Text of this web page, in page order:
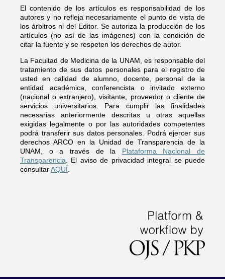
El contenido de los artículos es responsabilidad de los
autores y no refleja necesariamente el punto de vista de
los árbitros ni del Editor. Se autoriza la producción de los
artículos (no así de las imágenes) con la condición de
citar la fuente y se respeten los derechos de autor.
La Facultad de Medicina de la UNAM, es responsable del
tratamiento de sus datos personales para el registro de
usted en calidad de alumno, docente, personal de la
entidad académica, conferencista o invitado externo
(nacional o extranjero), visitante, proveedor o cliente de
servicios universitarios. Para cumplir las finalidades
necesarias anteriormente descritas u otras aquellas
exigidas legalmente o por las autoridades competentes
podrá transferir sus datos personales. Podrá ejercer sus
derechos ARCO en la Unidad de Transparencia de la
UNAM, o a través de la Plataforma Nacional de
Transparencia . El aviso de privacidad integral se puede
consultarAQUÍ